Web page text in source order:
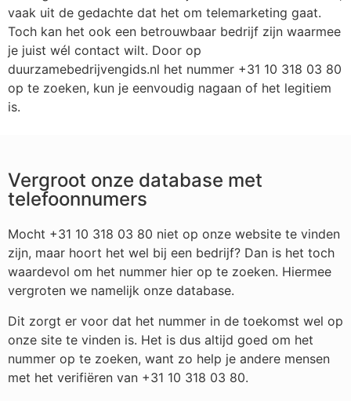
vaak uit de gedachte dat het om telemarketing gaat.
Toch kan het ook een betrouwbaar bedrijf zijn waarmee
je juist wél contact wilt. Door op
duurzamebedrijvengids.nl het nummer +31 10 318 03 80
op te zoeken, kun je eenvoudig nagaan of het legitiem
is.
Vergroot onze database met
telefoonnumers
Mocht +31 10 318 03 80 niet op onze website te vinden
zijn, maar hoort het wel bij een bedrijf? Dan is het toch
waardevol om het nummer hier op te zoeken. Hiermee
vergroten we namelijk onze database.
Dit zorgt er voor dat het nummer in de toekomst wel op
onze site te vinden is. Het is dus altijd goed om het
nummer op te zoeken, want zo help je andere mensen
met het verifiëren van +31 10 318 03 80.